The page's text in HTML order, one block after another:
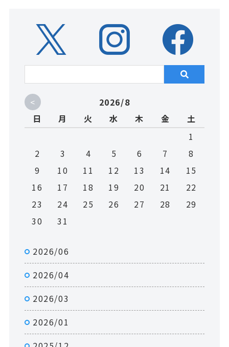
<
2026/8
日
月 火 水 木 金
土
1
2
3 4 5 6 7
8
9
10 11 12 13 14
15
16
17 18 19 20 21
22
23
24 25 26 27 28
29
30
31
2026/06
2026/04
2026/03
2026/01